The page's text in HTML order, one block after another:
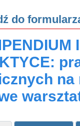
do
na